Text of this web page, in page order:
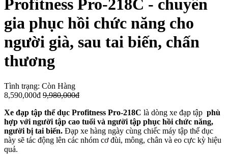
Profitness Pro-218C - chuyên
gia phục hồi chức năng cho
người già, sau tai biến, chấn
thương
Tình trạng: Còn Hàng
8,590,000đ 9,980,000đ
Xe đạp tập thể dục Profitness Pro-218C là dòng xe đạp tập phù
hợp với người tập cao tuổi và người tập phục hồi chức năng,
người bị tai biến. Đạp xe hàng ngày cùng chiếc máy tập thể dục
này sẽ tác động lên các nhóm cơ đùi, mông, chân và eo cực kỳ hiệu
quả.